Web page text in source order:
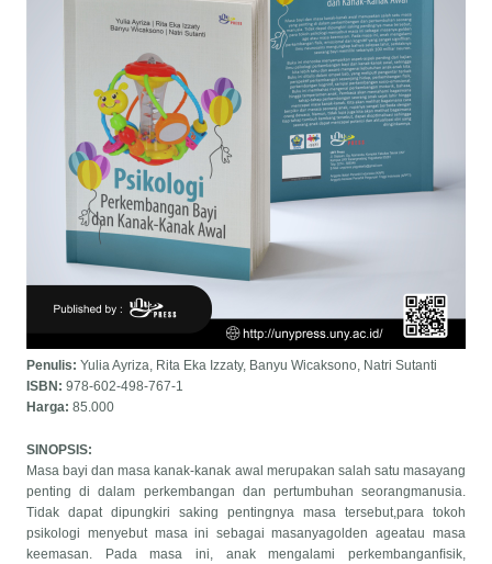
Penulis:Yulia Ayriza, Rita Eka Izzaty, Banyu Wicaksono, Natri Sutanti
ISBN:978-602-498-767-1
Harga:85.000
SINOPSIS:
Masa bayi dan masa kanak-kanak awal merupakan salah satu masayang
penting di dalam perkembangan dan pertumbuhan seorangmanusia.
Tidak dapat dipungkiri saking pentingnya masa tersebut,para tokoh
psikologi menyebut masa ini sebagai masanyagolden ageatau masa
keemasan. Pada masa ini, anak mengalami perkembanganﬁsik,